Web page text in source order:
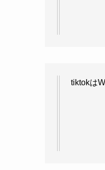
tiktokは